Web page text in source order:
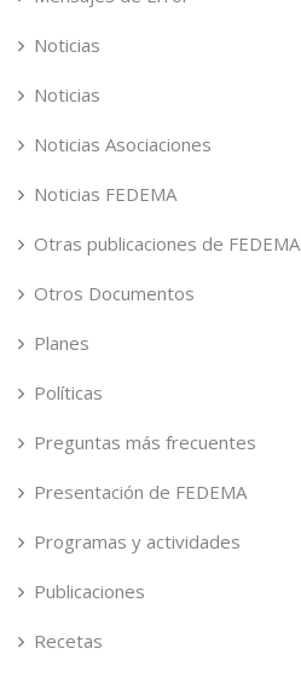
Noticias
Noticias
Noticias Asociaciones
Noticias FEDEMA
Otras publicaciones de FEDEMA
Otros Documentos
Planes
Políticas
Preguntas más frecuentes
Presentación de FEDEMA
Programas y actividades
Publicaciones
Recetas